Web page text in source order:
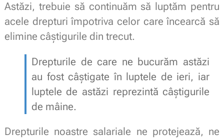
Astăzi, trebuie să continuăm să luptăm pentru
acele drepturi împotriva celor care încearcă să
elimine câștigurile din trecut.
Drepturile de care ne bucurăm astăzi
au fost câștigate în luptele de ieri, iar
luptele de astăzi reprezintă câștigurile
de mâine.
Drepturile noastre salariale ne protejează, ne